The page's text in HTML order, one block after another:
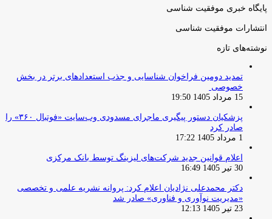
پایگاه خبری موفقیت شناسی
انتشارات موفقیت شناسی
نوشته‌های تازه
تمدید دومین فراخوان شناسایی و جذب استعدادهای برتر در بخش
خصوصی
15 مرداد 1405 19:50
پزشکیان دستور پیگیری ماجرای مسدودی وب‌سایت «فوتبال ۳۶۰» را
صادر کرد
1 مرداد 1405 17:22
اعلام قوانین جدید شرکت‌های لیزینگ توسط بانک مرکزی
30 تیر 1405 16:49
دکتر محمدعلی نژادیان اعلام کرد: پروانه نشریه علمی و تخصصی
«مدیریت نوآوری و فناوری» صادر شد
23 تیر 1405 12:13